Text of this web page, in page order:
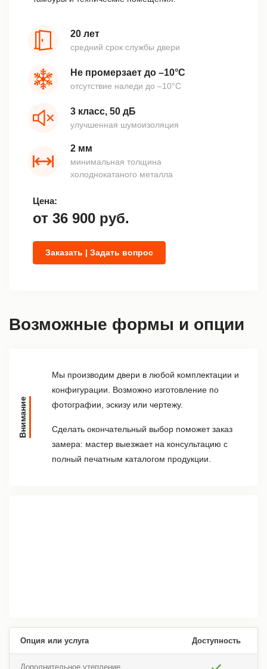
20 лет
средний срок службы двери
Не промерзает до –10°С
отсутствие наледи до –10°С
3 класс, 50 дБ
улучшенная шумоизоляция
2 мм
минимальная толщина
холоднокатаного металла
Цена:
от 36 900 руб.
Заказать | Задать вопрос
Возможные формы и опции
Внимание
Мы производим двери в любой комплектации и
конфигурации. Возможно изготовление по
фотографии, эскизу или чертежу.
Сделать окончательный выбор поможет заказ
замера: мастер выезжает на консультацию с
полный печатным каталогом продукции.
Опция или услуга Доступность
Дополнительное утепление